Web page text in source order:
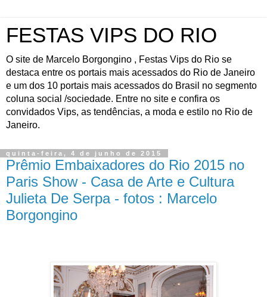
FESTAS VIPS DO RIO
O site de Marcelo Borgongino , Festas Vips do Rio se
destaca entre os portais mais acessados do Rio de Janeiro
e um dos 10 portais mais acessados do Brasil no segmento
coluna social /sociedade. Entre no site e confira os
convidados Vips, as tendências, a moda e estilo no Rio de
Janeiro.
quinta-feira, 4 de junho de 2015
Prêmio Embaixadores do Rio 2015 no
Paris Show - Casa de Arte e Cultura
Julieta De Serpa - fotos : Marcelo
Borgongino